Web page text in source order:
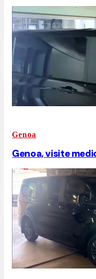
Genoa
Genoa, visite